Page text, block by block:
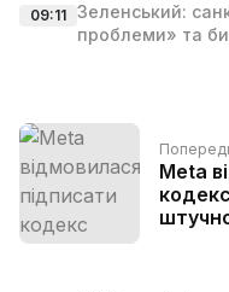
09:11 Зеленський:
проблеми» та
Meta